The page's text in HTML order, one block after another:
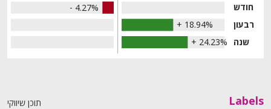
- 4.27%
+ 18.94%
+ 24.23% שנה
רבעון
חודש
Labels תוכן שיווקי